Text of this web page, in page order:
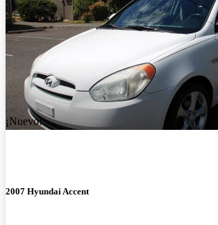
¡Nuevo!
2007 Hyundai Accent